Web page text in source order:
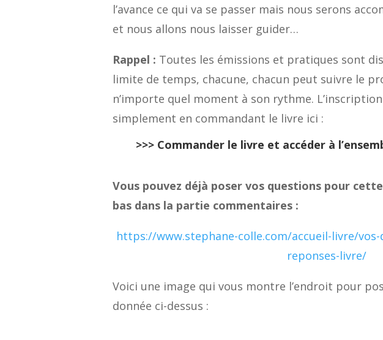
l’avance ce qui va se passer mais nous serons
et nous allons nous laisser guider…
Rappel : Toutes les émissions et pratiques sont
limite de temps, chacune, chacun peut suivre le
n’importe quel moment à son rythme.
simplement en commandant le livre ici :
>>> Commander le livre et accéder à
Vous pouvez déjà poser vos questions pour
bas dans la partie commentaires :
https://www.stephane-colle.com/accueil-livre/
reponses-livre/
Voici une image qui vous montre l’endroit pour
donnée ci-dessus :